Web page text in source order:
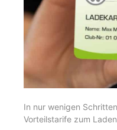
In nur wenigen
Vorteilstarife zum